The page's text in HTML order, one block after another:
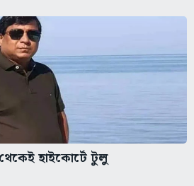
হাইকোর্টে টুলু